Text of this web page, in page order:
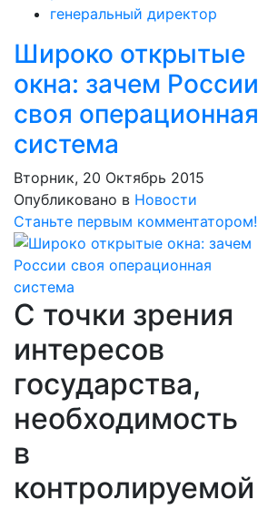
генеральный директор
Широко открытые
окна: зачем России
своя операционная
система
Вторник, 20 Октябрь 2015
Опубликовано в Новости
Станьте первым комментатором!
С точки зрения
интересов
государства,
необходимость
в
контролируемой